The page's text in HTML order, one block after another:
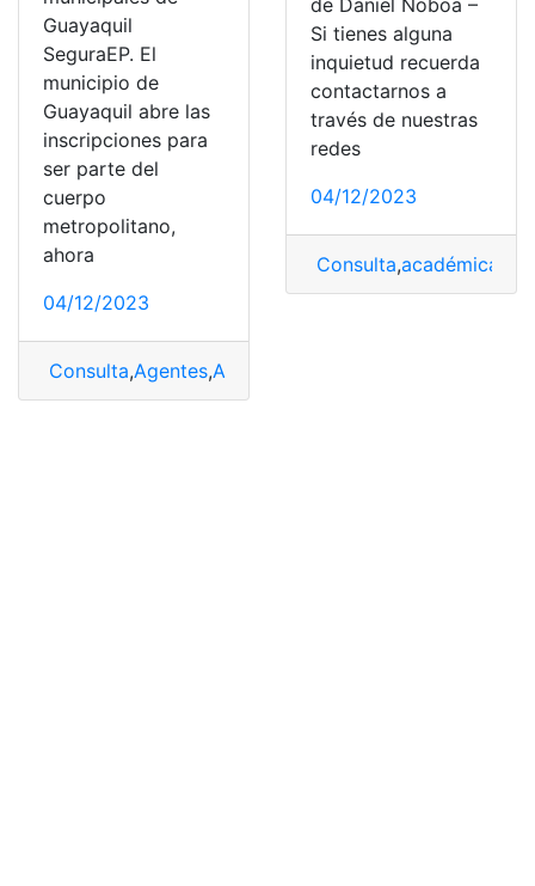
Guayaquil
SeguraEP. El
municipio de
Guayaquil abre las
inscripciones para
ser parte del
cuerpo
metropolitano,
ahora
04/12/2023
Consulta,Agentes,Agentes municipales
Si tienes alguna
inquietud recuerda
contactarnos a
través de nuestras
redes
04/12/2023
Consulta,académicas